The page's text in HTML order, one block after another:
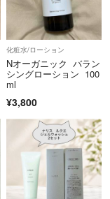
化粧水/ローション
Nオーガニック バラン
シングローション 100
ml
¥3,800